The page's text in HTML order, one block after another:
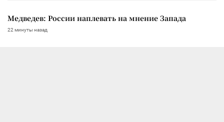
Медведев: России наплевать на мнение Запада
22 минуты назад